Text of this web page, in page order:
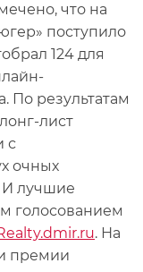
что на
поступило
124 для
По результатам
лист
с
очных
И лучшие
голосованием
. На
премии